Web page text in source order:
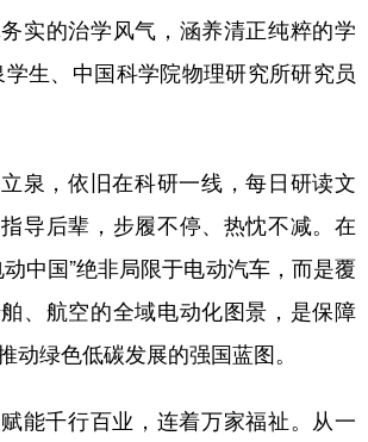
实的治学风气，涵养清正纯粹的学
学生、中国科学院物理研究所研究员
，依旧在科研一线，每日研读文
导后辈，步履不停、热忱不减。在
中国”绝非局限于电动汽车，而是覆
、航空的全域电动化图景，是保障
动绿色低碳发展的强国蓝图。
千行百业，连着万家福祉。从一